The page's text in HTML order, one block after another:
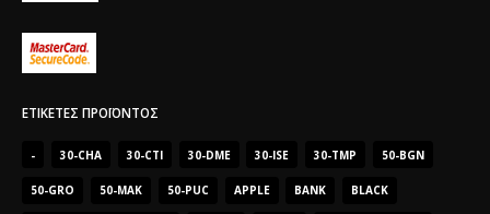
ΕΤΙΚΈΤΕΣ ΠΡΟΪΌΝΤΟΣ
- 30-CHA 30-CTI 30-DME 30-ISE 30-TMP 50-BGN
50-GRO 50-MAK 50-PUC APPLE BANK BLACK